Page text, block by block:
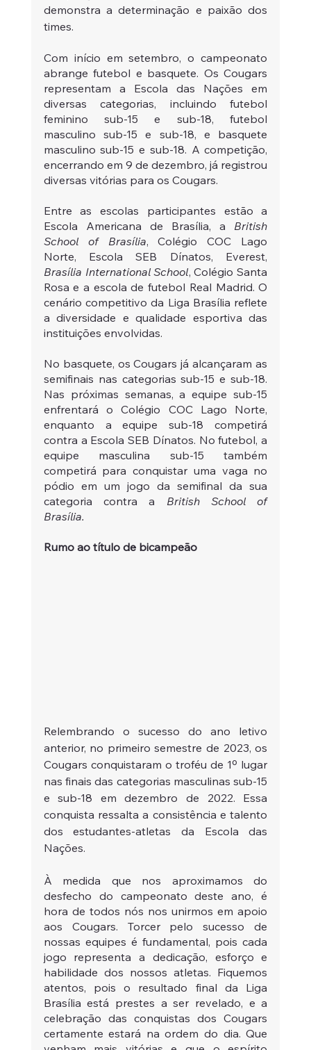
demonstra a determinação e paixão dos
times.
Com início em setembro, o campeonato
abrange futebol e basquete. Os Cougars
representam a Escola das Nações em
diversas categorias, incluindo futebol
feminino sub-15 e sub-18, futebol
masculino sub-15 e sub-18, e basquete
masculino sub-15 e sub-18. A competição,
encerrando em 9 de dezembro, já registrou
diversas vitórias para os Cougars.
Entre as escolas participantes estão a
Escola Americana de Brasília, a British
School of Brasília, Colégio COC Lago
Brasília International School, Colégio Santa
Rosa e a escola de futebol Real Madrid. O
cenário competitivo da Liga Brasília reflete
a diversidade e qualidade esportiva das
instituições envolvidas.
No basquete, os Cougars já alcançaram as
semifinais nas categorias sub-15 e sub-18.
Nas próximas semanas, a equipe sub-15
enfrentará o Colégio COC Lago Norte,
enquanto a equipe sub-18 competirá
contra a Escola SEB Dínatos. No futebol, a
equipe masculina sub-15 também
competirá para conquistar uma vaga no
pódio em um jogo da semifinal da sua
categoria contra a British School of
Brasília.
Rumo ao título de bicampeão
Relembrando o sucesso do ano letivo
anterior, no primeiro semestre de 2023, os
Cougars conquistaram o troféu de 1º lugar
nas finais das categorias masculinas sub-15
e sub-18 em dezembro de 2022. Essa
conquista ressalta a consistência e talento
dos estudantes-atletas da Escola das
Nações.
À medida que nos aproximamos do
desfecho do campeonato deste ano, é
hora de todos nós nos unirmos em apoio
aos Cougars. Torcer pelo sucesso de
nossas equipes é fundamental, pois cada
jogo representa a dedicação, esforço e
habilidade dos nossos atletas. Fiquemos
atentos, pois o resultado final da Liga
Brasília está prestes a ser revelado, e a
celebração das conquistas dos Cougars
certamente estará na ordem do dia. Que